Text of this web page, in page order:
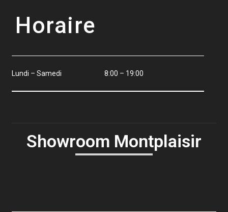
Horaire
Lundi – Samedi 8:00 – 19:00
Showroom Montplaisir